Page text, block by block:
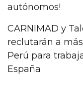
autónomos!
CARNIMAD y
reclutarán a
Perú para
España